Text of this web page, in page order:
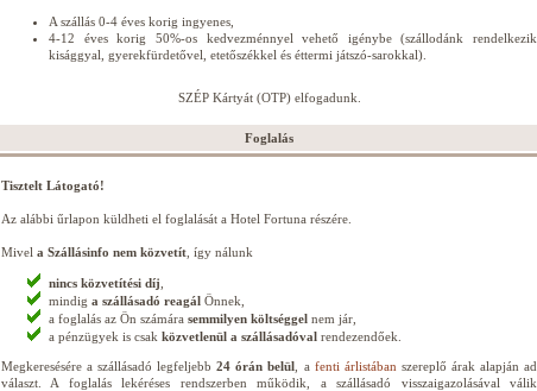
A szállás 0-4 éves korig ingyenes,
4-12 éves korig 50%-os kedvezménnyel vehető igénybe (szállodánk rendelkezik
kisággyal, gyerekfürdetővel, etetőszékkel és éttermi játszó-sarokkal).
SZÉP Kártyát (OTP) elfogadunk.
Foglalás
Tisztelt Látogató!
Az alábbi űrlapon küldheti el foglalását a Hotel Fortuna részére.
Mivel a Szállásinfo nem közvetít , így nálunk
nincs közvetítési díj
mindig a szállásadó reagál Önnek,
a foglalás az Ön számára semmilyen költséggel nem jár,
a pénzügyek is csak közvetlenül a szállásadóval rendezendőek.
Megkeresésére a szállásadó legfeljebb24 órán belül , a fenti árlistában szereplő árak alapján ad
választ. A foglalás lekéréses rendszerben működik, a szállásadó visszaigazolásával válik